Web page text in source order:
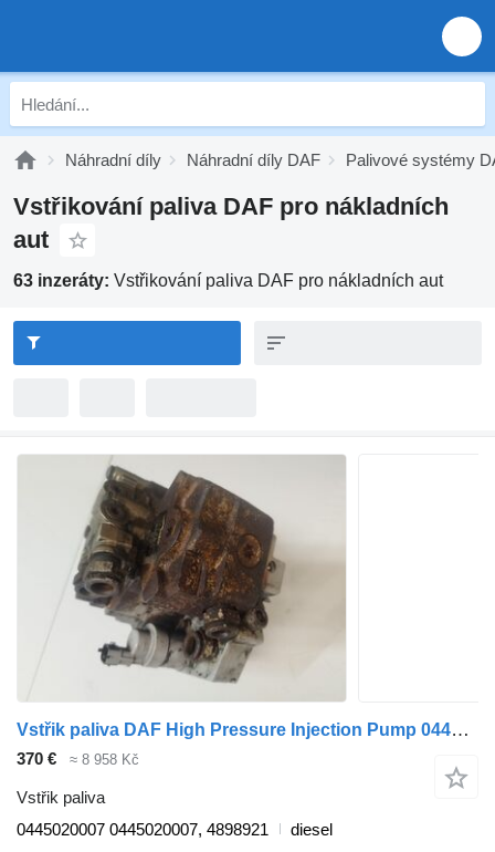
Náhradní díly Náhradní díly DAF Palivové systémy
Vstřikování paliva DAF pro nákladních
aut
63 inzeráty: Vstřikování paliva DAF pro nákladních aut
Vstřik paliva DAF High Pressure Injection Pump 0445020007 pro nákladní auta DAF LF
370 € ≈ 8 958 Kč
Vstřik paliva
0445020007 0445020007, 4898921
diesel